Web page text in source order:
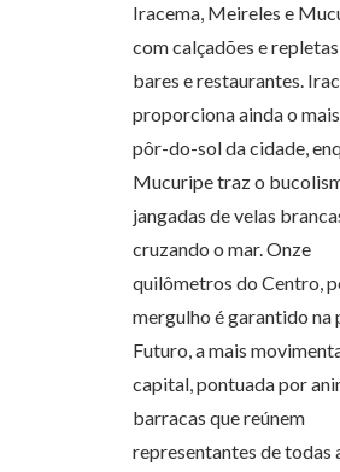
Iracema, Meireles e
com calçadões e
bares e restaurantes.
proporciona ainda o
pôr-do-sol da cidade,
Mucuripe traz o
jangadas de velas
cruzando o mar. Onze
quilômetros do Centro,
mergulho é garantido na
Futuro, a mais
capital, pontuada por
barracas que reúnem
representantes de todas